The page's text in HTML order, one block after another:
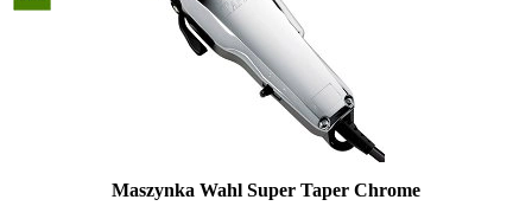
Maszynka Wahl Super Taper Chrome